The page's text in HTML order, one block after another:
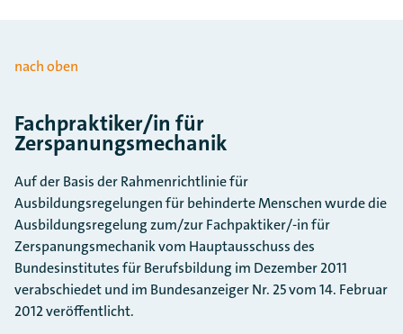
nach oben
Fachpraktiker/in für
Zerspanungsmechanik
Auf der Basis der Rahmenrichtlinie für
Ausbildungsregelungen für behinderte Menschen wurde die
Ausbildungsregelung zum/zur Fachpaktiker/-in für
Zerspanungsmechanik vom Hauptausschuss des
Bundesinstitutes für Berufsbildung im Dezember 2011
verabschiedet und im Bundesanzeiger Nr. 25 vom 14. Februar
2012 veröffentlicht.